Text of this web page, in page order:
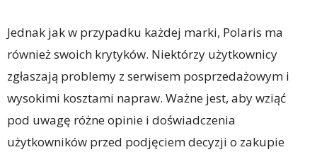
Jednak jak w przypadku każdej marki, Polaris ma
również swoich krytyków. Niektórzy użytkownicy
zgłaszają problemy z serwisem posprzedażowym i
wysokimi kosztami napraw. Ważne jest, aby wziąć
pod uwagę różne opinie i doświadczenia
użytkowników przed podjęciem decyzji o zakupie